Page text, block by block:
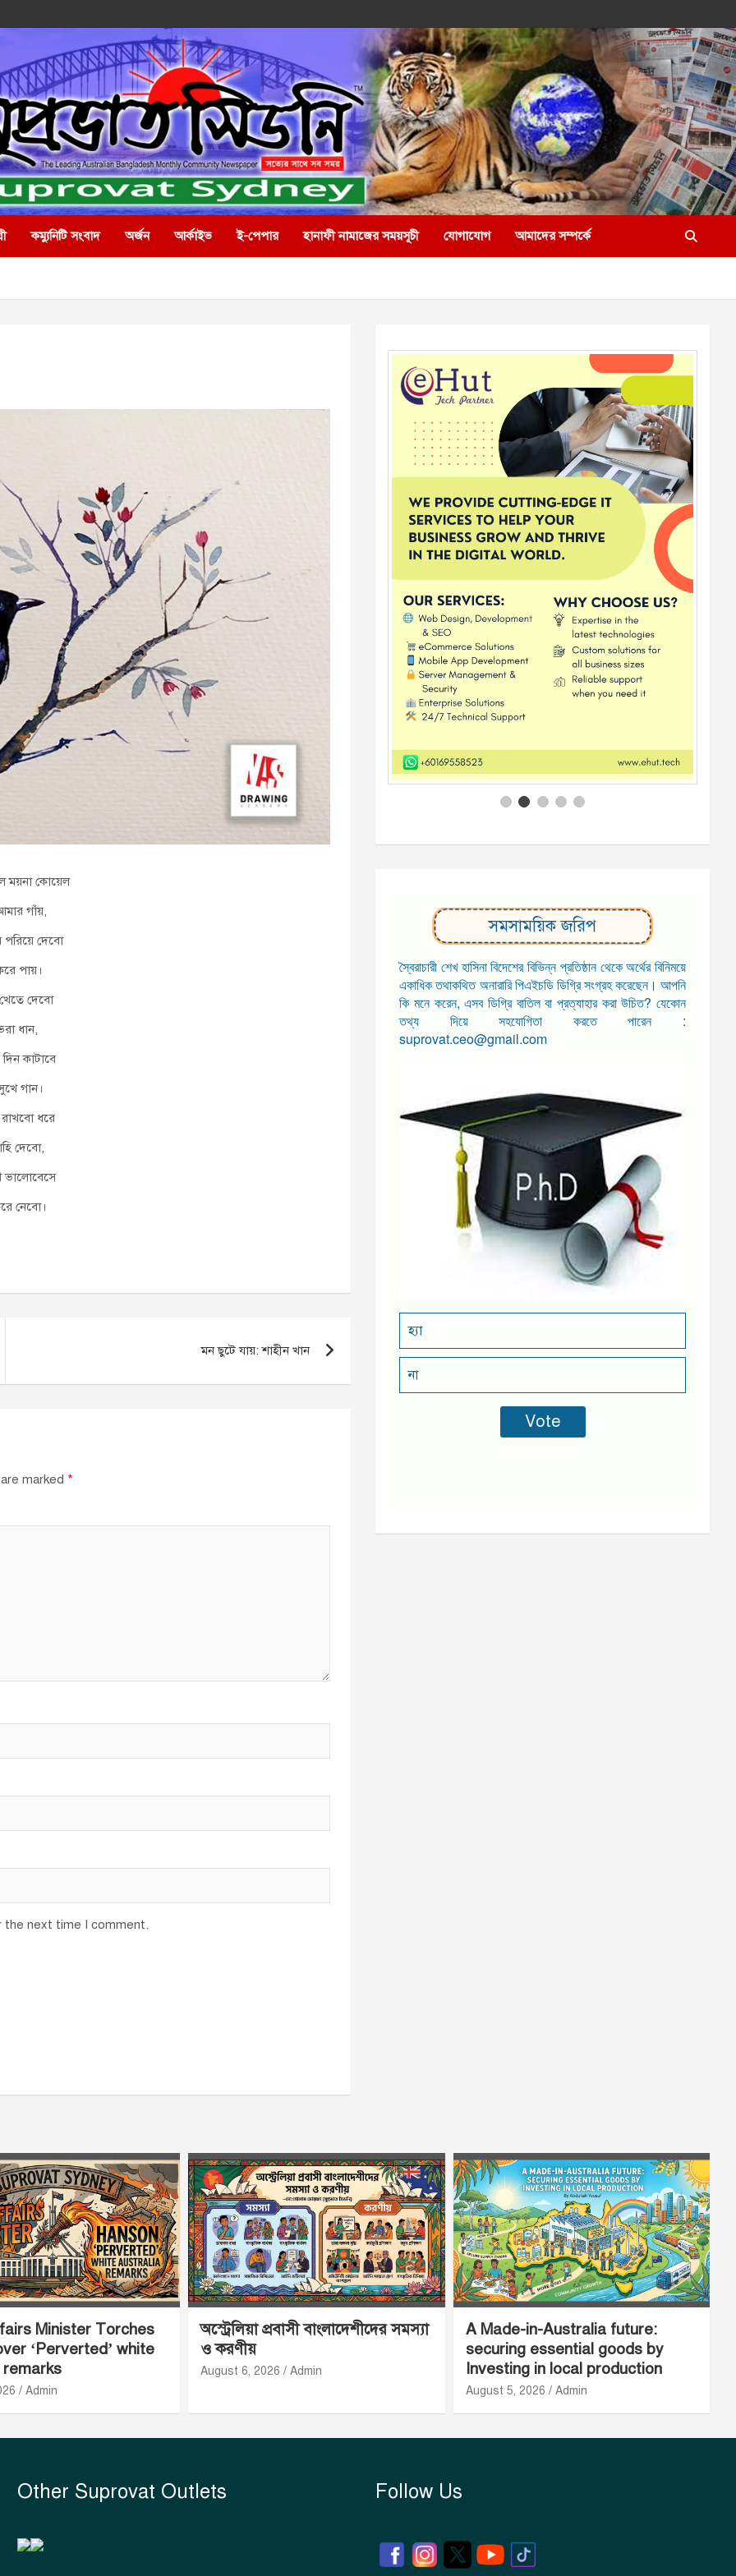
কম্যুনিটি সংবাদ অর্জন আর্কাইভ ই-পেপার হানাফী নামাজের সময়সূচী যোগাযোগ আমাদের সম্পর্কে
ময়না কোয়েল
গাঁয়,
দেবো
পায়।
দেবো
ধান,
দিন কাটাবে
গান।
ধরে
দেবো,
ভালোবেসে
নেবো।
মন ছুটে যায়: শাহীন খান
marked *
the next time I comment.
সমসাময়িক জরিপ
স্বৈরাচারী শেখ হাসিনা বিদেশের বিভিন্ন প্রতিষ্ঠান থেকে অর্থের বিনিময়ে
একাধিক তথাকথিত অনারারি পিএইচডি ডিগ্রি সংগ্রহ করেছেন। আপনি
কি মনে করেন, এসব ডিগ্রি বাতিল বা প্রত্যাহার করা উচিত? যেকোন
তথ্য দিয়ে সহযোগিতা করতে পারেন :
suprovat.ceo@gmail.com
হ্যা
না
Minister Torches
‘Perverted’ white
Admin
অস্ট্রেলিয়া প্রবাসী বাংলাদেশীদের সমস্যা
ও করণীয়
August 6, 2026 Admin
A Made-in-Australia future:
securing essential goods by
Investing in local production
August 5, 2026 Admin
Other Suprovat Outlets Follow Us